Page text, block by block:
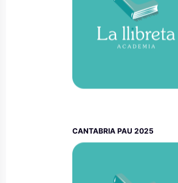
CANTABRIA PAU 2025